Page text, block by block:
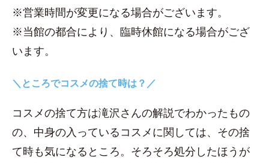
※営業時間が変更になる場合がございます。
※当館の都合により、臨時休館になる場合がござ
います。
＼ところでコスメの捨て時は？／
コスメの捨て方は滝沢さんの解説でわかったもの
の、中身の入っているコスメに関しては、その捨
て時も気になるところ。そろそろ処分したほうが